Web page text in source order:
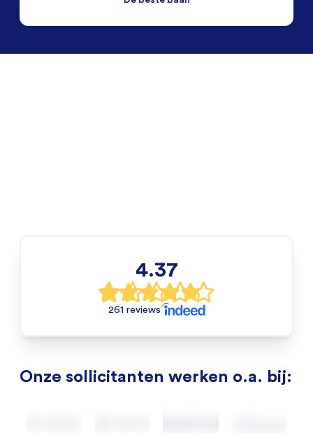
4.37
261 reviews
Onze sollicitanten werken o.a. bij: